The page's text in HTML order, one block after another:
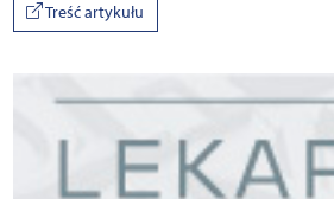
Treść artykułu